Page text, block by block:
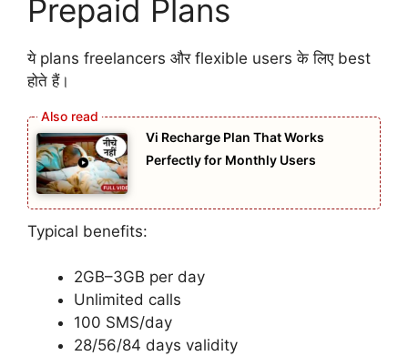
Prepaid Plans
ये plans freelancers और flexible users के लिए best
होते हैं।
Vi Recharge Plan That Works
Perfectly for Monthly Users
Typical benefits:
2GB–3GB per day
Unlimited calls
100 SMS/day
28/56/84 days validity